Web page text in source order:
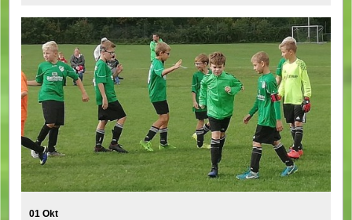
01 Okt